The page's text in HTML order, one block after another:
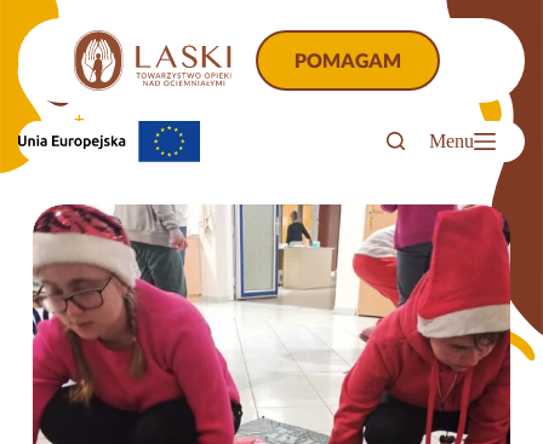
treści
POMAGAM
Menu